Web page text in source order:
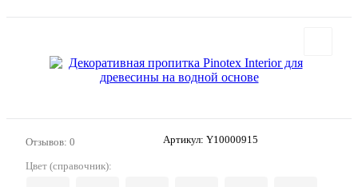
Отзывов: 0 Артикул: Y10000915
Цвет (справочник):